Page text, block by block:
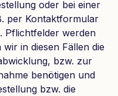
oder bei einer
per Kontaktformular
Pflichtfelder werden
in diesen Fällen die
bzw. zur
benötigen und
bzw. die